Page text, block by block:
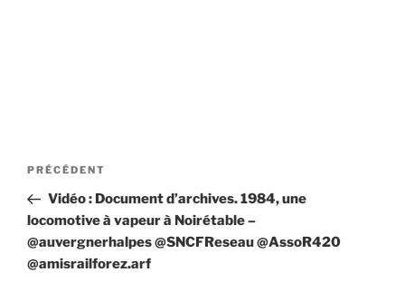
Navigation
l’article
Article
précédent
PRÉCÉDENT
Vidéo : Document d’archives. 1984, une
locomotive à vapeur à Noirétable –
@auvergnerhalpes @SNCFReseau @AssoR420
@amisrailforez.arf